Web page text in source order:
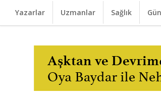
Yazarlar Uzmanlar Sağlık